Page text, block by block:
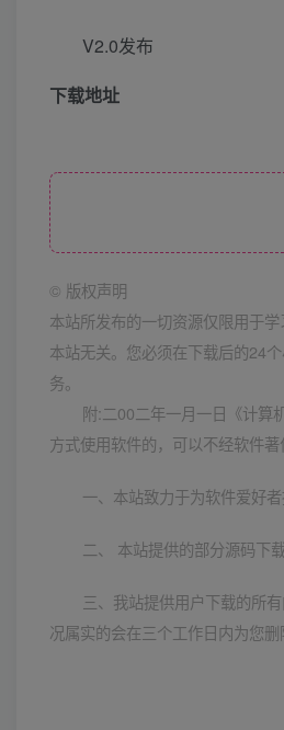
V2.0发布
下载地址
© 版权声明
本站所发布的一切资源仅限用于
本站无关。您必须在下载后的24
务。
附:二00二年一月一日《计算
方式使用软件的，可以不经软件
一、本站致力于为软件爱好
二、 本站提供的部分源码下
三、我站提供用户下载的所
况属实的会在三个工作日内为您删